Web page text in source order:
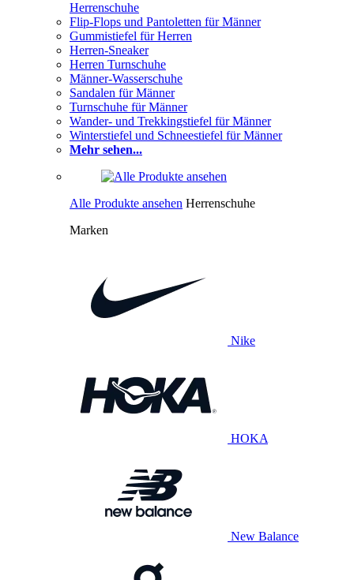
Herrenschuhe
Flip-Flops und Pantoletten für Männer
Gummistiefel für Herren
Herren-Sneaker
Herren Turnschuhe
Männer-Wasserschuhe
Sandalen für Männer
Turnschuhe für Männer
Wander- und Trekkingstiefel für Männer
Winterstiefel und Schneestiefel für Männer
Mehr sehen...
Alle Produkte ansehen Herrenschuhe
Marken
Nike
HOKA
New Balance